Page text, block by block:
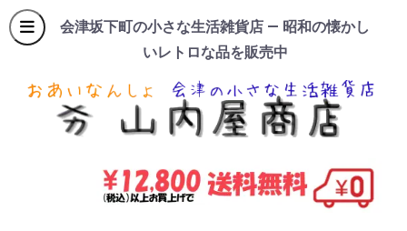
会津坂下町の小さな生活雑貨店 — 昭和の懐かし
いレトロな品を販売中